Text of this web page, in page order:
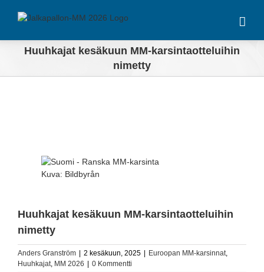
Huuhkajat kesäkuun MM-karsintaotteluihin
nimetty
Kuva: Bildbyrån
Huuhkajat kesäkuun MM-karsintaotteluihin
nimetty
Anders Granström 2 kesäkuun, 2025 Euroopan MM-karsinnat,
Huuhkajat, MM 2026 0 Kommentti